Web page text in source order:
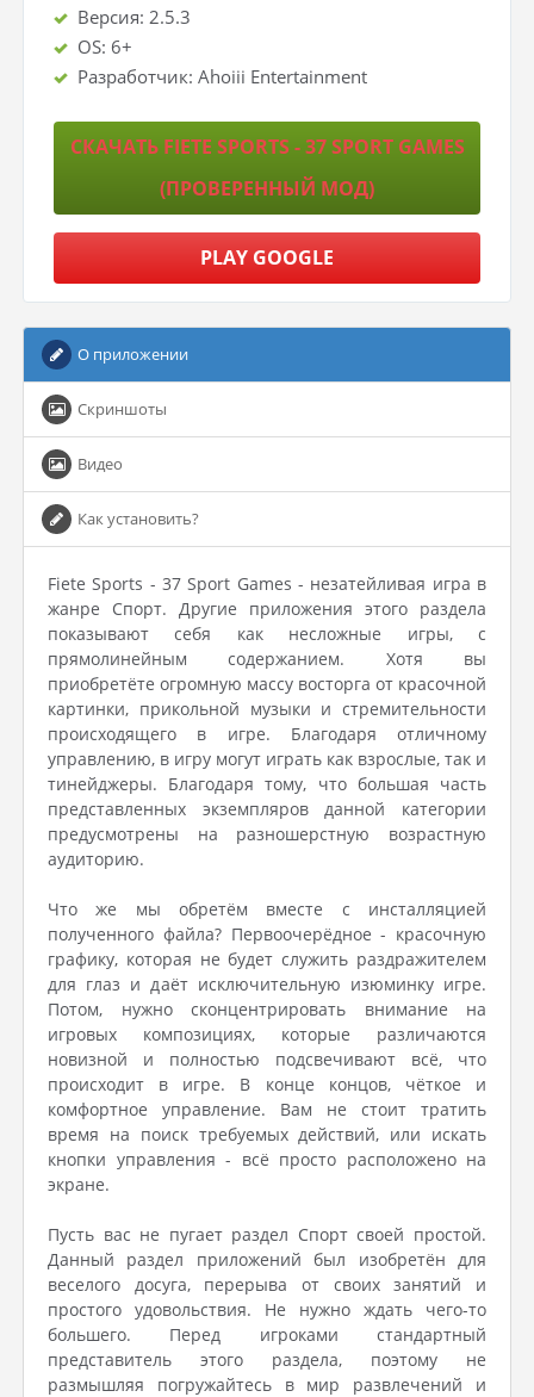
Версия: 2.5.3
OS: 6+
Разработчик: Ahoiii Entertainment
СКАЧАТЬ FIETE SPORTS - 37 SPORT GAMES
(ПРОВЕРЕННЫЙ МОД)
PLAY GOOGLE
О приложении
Скриншоты
Видео
Как установить?
Fiete Sports - 37 Sport Games - незатейливая игра в
жанре Спорт. Другие приложения этого раздела
показывают себя как несложные игры, с
прямолинейным содержанием. Хотя вы
приобретёте огромную массу восторга от красочной
картинки, прикольной музыки и стремительности
происходящего в игре. Благодаря отличному
управлению, в игру могут играть как взрослые, так и
тинейджеры. Благодаря тому, что большая часть
представленных экземпляров данной категории
предусмотрены на разношерстную возрастную
аудиторию.
Что же мы обретём вместе с инсталляцией
полученного файла? Первоочерёдное - красочную
графику, которая не будет служить раздражителем
для глаз и даёт исключительную изюминку игре.
Потом, нужно сконцентрировать внимание на
игровых композициях, которые различаются
новизной и полностью подсвечивают всё, что
происходит в игре. В конце концов, чёткое и
комфортное управление. Вам не стоит тратить
время на поиск требуемых действий, или искать
кнопки управления - всё просто расположено на
экране.
Пусть вас не пугает раздел Спорт своей простой.
Данный раздел приложений был изобретён для
веселого досуга, перерыва от своих занятий и
простого удовольствия. Не нужно ждать чего-то
большего. Перед игроками стандартный
представитель этого раздела, поэтому не
размышляя погружайтесь в мир развлечений и